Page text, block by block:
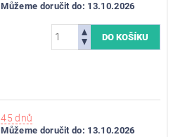
Můžeme doručit do: 13.10.2026
45 dnů
Můžeme doručit do: 13.10.2026